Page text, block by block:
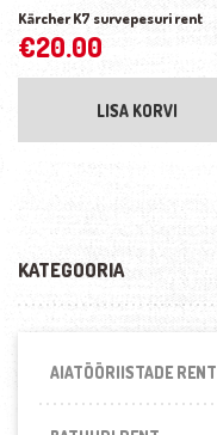
Kärcher K7 survepesuri rent
€20.00
LISA KORVI
KATEGOORIA
AIATÖÖRIISTADE RENT